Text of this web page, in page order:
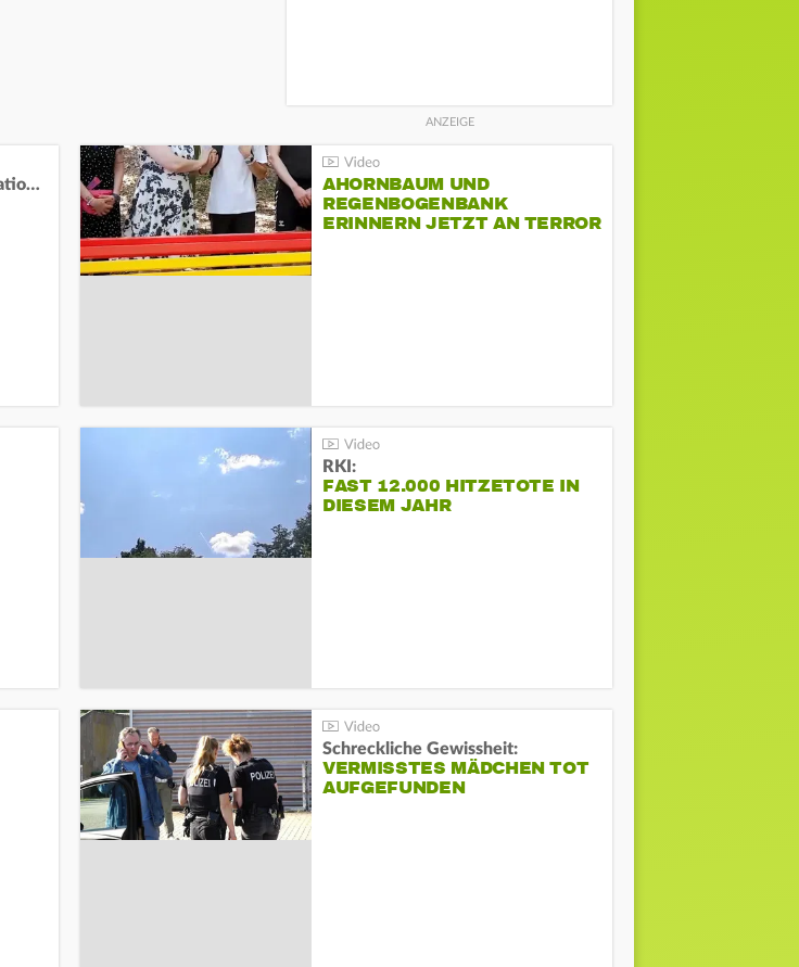
Auto-Anschlag auf Demonstration in München:
AHORNBAUM UND
REGENBOGENBANK
ERINNERN JETZT AN TERROR
RKI:
FAST 12.000 HITZETOTE IN
DIESEM JAHR
Schreckliche Gewissheit:
VERMISSTES MÄDCHEN TOT
AUFGEFUNDEN